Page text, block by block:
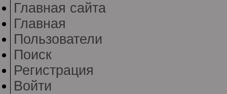
Главная сайта
Главная
Пользователи
Поиск
Регистрация
Войти